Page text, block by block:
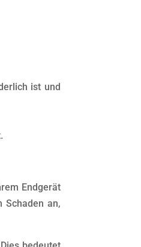
ist und
Endgerät
Schaden an,